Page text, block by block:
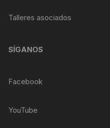
Talleres asociados
SÍGANOS
Facebook
YouTube